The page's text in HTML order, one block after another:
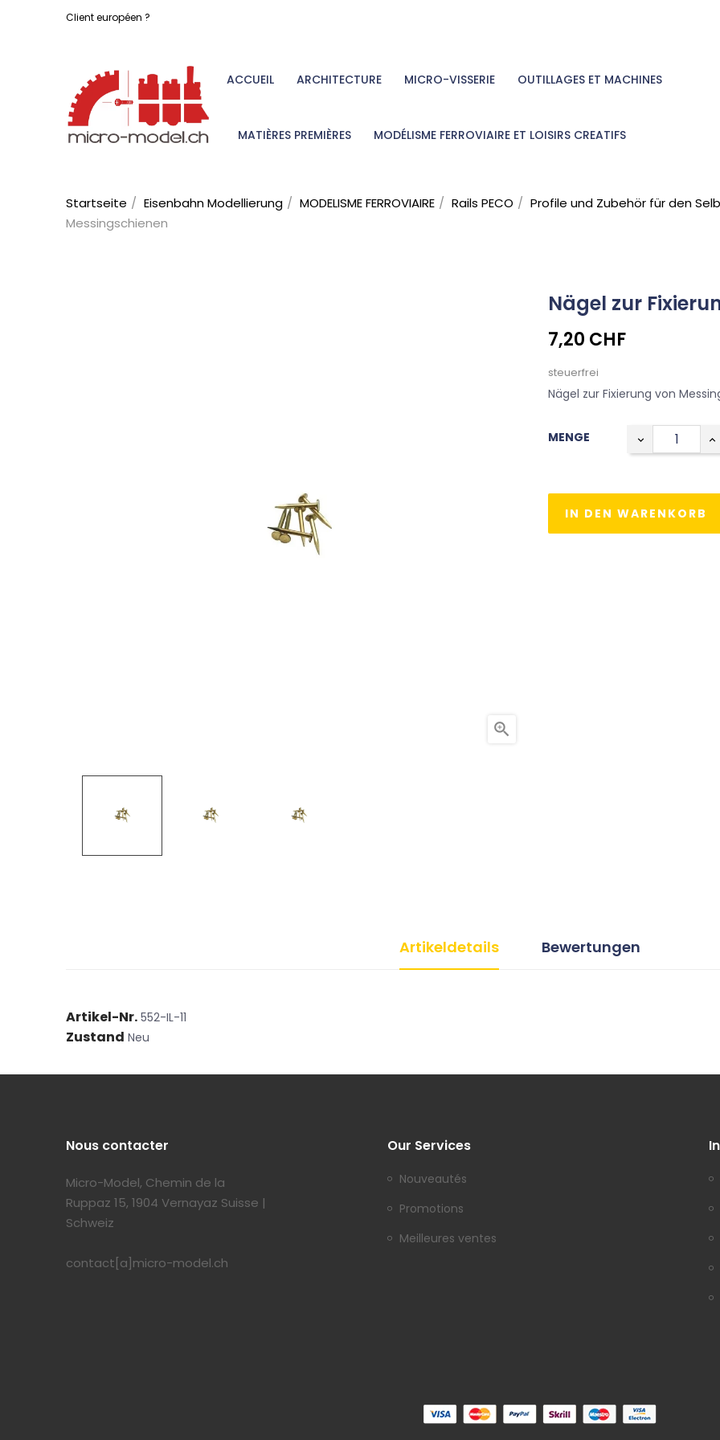
Client européen ?
ACCUEIL ARCHITECTURE MICRO-VISSERIE OUTILLAGES ET MACHINES
MATIÈRES PREMIÈRES MODÉLISME FERROVIAIRE ET LOISIRS CREATIFS
Startseite Eisenbahn Modellierung MODELISME FERROVIAIRE Rails PECO Profile und Zubehör für den
Messingschienen

Nägel zur
7,20 CHF
steuerfrei
Nägel zur Fixierung von
MENGE
IN DEN WARENKORB
Artikeldetails Bewertungen
Artikel-Nr. 552-IL-11
Zustand Neu
Nous contacter
Micro-Model, Chemin de la
Ruppaz 15, 1904 Vernayaz Suisse |
Schweiz
contact[a]micro-model.ch
Our Services
Nouveautés
Promotions
Meilleures ventes